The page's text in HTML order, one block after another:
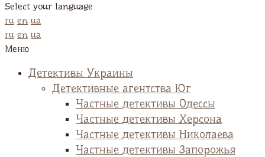
Select your language
ru en ua
ru en ua
Меню
Детективы Украины
Детективные агентства Юг
Частные детективы Одессы
Частные детективы Херсона
Частные детективы Николаева
Частные детективы Запорожья